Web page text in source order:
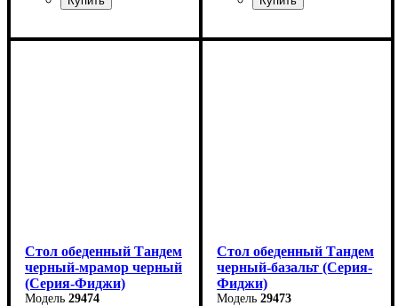
Ширина: 140 см
Стол обеденный Тандем
черный-мрамор черный
(Серия-Фиджи)
29474
Стол обеденный Тандем
черный-базальт (Серия-
Фиджи)
29473